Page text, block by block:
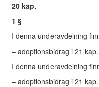
20 kap.
1 §
I denna underavdelning
– adoptionsbidrag i 21
I denna underavdelning
– adoptionsbidrag i 21